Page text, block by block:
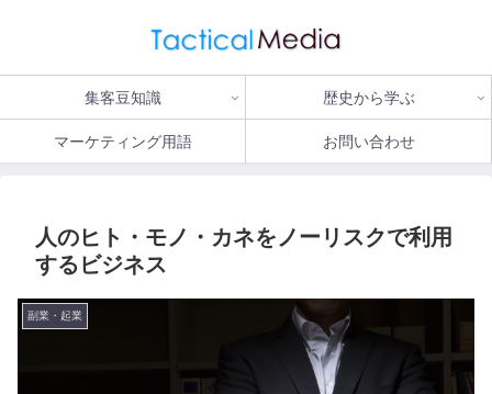
集客豆知識 歴史から学ぶ
マーケティング用語 お問い合わせ
人のヒト・モノ・カネをノーリスクで利用
するビジネス
副業・起業